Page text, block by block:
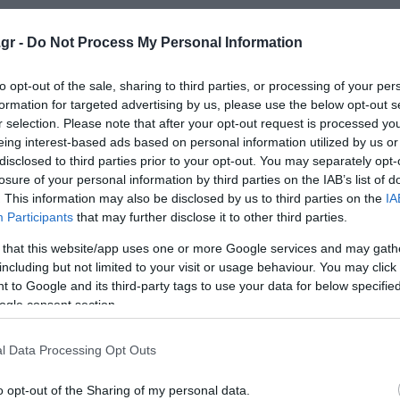
- Do Not Process My Personal Information
opt-out of the sale, sharing to third parties, or processing of your
for targeted advertising by us, please use the below opt-out
selection. Please note that after your opt-out request is processed
interest-based ads based on personal information utilized by us
to third parties prior to your opt-out. You may separately
of your personal information by third parties on the IAB’s list of
This information may also be disclosed by us to third parties on the
Participants that may further disclose it to other third parties.
that this website/app uses one or more Google services and may
but not limited to your visit or usage behaviour. You may
to Google and its third-party tags to use your data for below
consent section.
Data Processing Opt Outs
opt-out of the Sharing of my personal data.
τις ανθρώπινες πτυχές της καταστροφής,
σύμβολο των διαδηλώσεων.
όνομά μου (Σαχμπά) σημαίνει κρασί και είμαι απαγορευμένη
της Sahba αποκάλεσε την κόρη του «μάρτυρα
διαδικτύου από τις αρχές, τα γεγονότα της
της Starlink. Παρά τις προσπάθειες του
το προσωπικό σε διάφορα νοσοκομεία της χώρας
σε πρωτοφανή κλίμακα.